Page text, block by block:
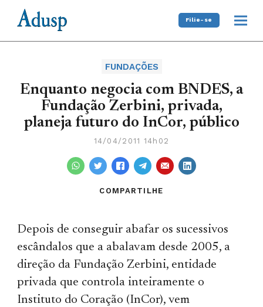
Filie-se
FUNDAÇÕES
Enquanto negocia com BNDES, a
Fundação Zerbini, privada,
planeja futuro do InCor, público
14/04/2011 14h02
COMPARTILHE
Depois de conseguir abafar os sucessivos
escândalos que a abalavam desde 2005, a
direção da Fundação Zerbini, entidade
privada que controla inteiramente o
Instituto do Coração (InCor), vem